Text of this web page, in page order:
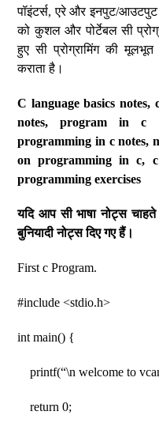
पॉइंटर्स, एरे और इनपुट/
को कुशल और पोर्टेबल सी
हुए सी प्रोग्रामिंग की
कराता है।
C language basics
notes, program in c
programming in c notes,
on programming in c,
programming exercises
यदि आप सी भाषा नोट्स चाहते
बुनियादी नोट्स दिए गए हैं।
First c Program.
#include <stdio.h>
int main() {
printf(“\n welcome to
return 0;